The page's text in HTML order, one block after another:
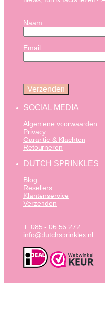
Naam
Email
SOCIAL MEDIA
Algemene voorwaarden
Privacy
Garantie & Klachten
Retourneren
DUTCH SPRINKLES
Blog
Resellers
Klantenservice
Verzenden
T. 085 - 06 56 272
info@dutchsprinkles.nl